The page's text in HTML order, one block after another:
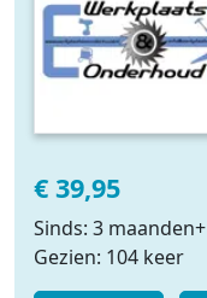
€ 39,95
Sinds: 3 maanden+
Gezien: 104 keer